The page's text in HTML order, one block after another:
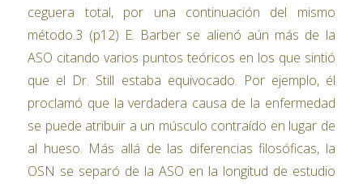
ceguera total, por una continuación del mismo
método.3 (p12) E. Barber se alienó aún más de la
ASO citando varios puntos teóricos en los que sintió
que el Dr. Still estaba equivocado. Por ejemplo, él
proclamó que la verdadera causa de la enfermedad
se puede atribuir a un músculo contraído en lugar de
al hueso. Más allá de las diferencias filosóficas, la
OSN se separó de la ASO en la longitud de estudio